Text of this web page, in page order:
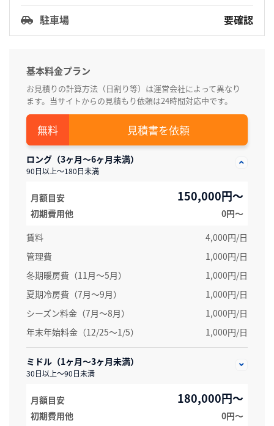
駐車場 要確認
基本料金プラン
お見積りの計算方法（日割り等）は運営会社によって異なり
ます。当サイトからの見積もり依頼は24時間対応中です。
見積書を依頼
ロング（3ヶ月～6ヶ月未満）
90日以上～180日未満
月額目安 150,000円～
初期費用他
0円〜
賃料
4,000円/日
管理費
1,000円/日
冬期暖房費（11月～5月）
1,000円/日
夏期冷房費（7月〜9月）
1,000円/日
シーズン料金（7月～8月）
1,000円/日
年末年始料金（12/25～1/5）
1,000円/日
ミドル（1ヶ月～3ヶ月未満）
30日以上～90日未満
月額目安 180,000円～
初期費用他 0円〜